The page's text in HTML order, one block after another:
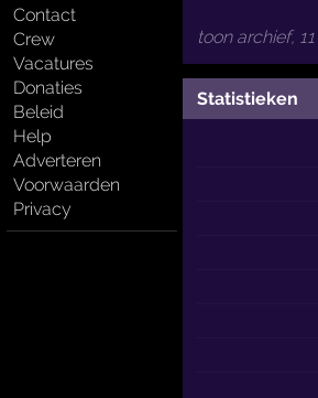
Contact
Crew
Vacatures
Donaties
Beleid
Help
Adverteren
Voorwaarden
Privacy
toon archief,
Statistieken